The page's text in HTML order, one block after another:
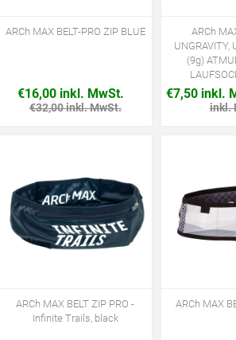
ARCh MAX BELT-PRO ZIP BLUE
€16,00 inkl. MwSt.
€32,00 inkl. MwSt.
ARCh
UNGRAVITY,
(9g)
€7,50 inkl.
inkl.
ARCh MAX BELT ZIP PRO -
Infinite Trails, black
ARCh MAX